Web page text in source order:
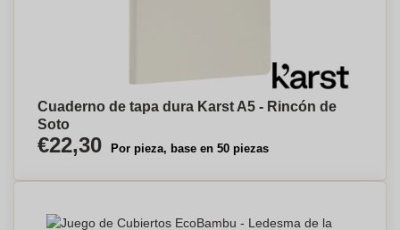
Cuaderno de tapa dura Karst A5 - Rincón de
Soto
€22,30 Por pieza, base en 50 piezas